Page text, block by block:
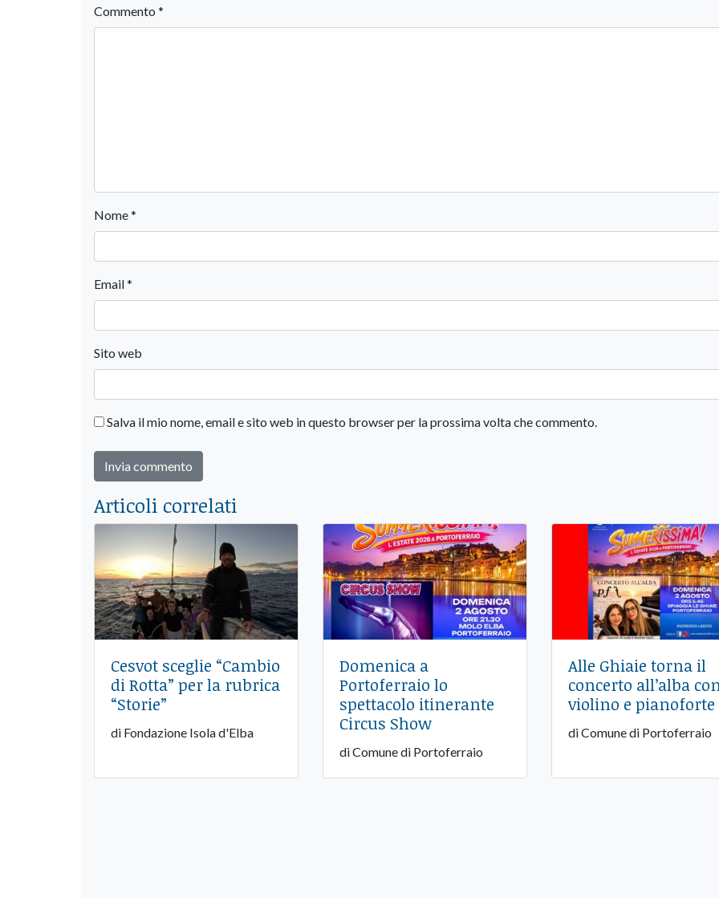
Commento *
Nome*
Email*
Sito web
Salva il mio nome, email e sito web in questo browser per la prossima volta che commento.
Articoli correlati
Cesvot sceglie “Cambio
di Rotta” per la rubrica
“Storie”
di Fondazione Isola d'Elba
Domenica a
Portoferraio lo
spettacolo itinerante
Circus Show
di Comune di Portoferraio
Alle Ghiaie torna il
concerto all’alba
violino e pianoforte
di Comune di Portoferraio